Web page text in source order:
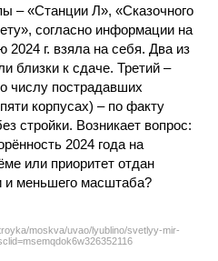
– «Станции Л», «Сказочного
согласно информации на
2024 г. взяла на себя. Два из
близки к сдаче. Третий –
числу пострадавших
корпусах) – по факту
стройки. Возникает вопрос:
2024 года на
или приоритет отдан
и меньшего масштаба?
moskva/uvao/lyublino/svetlyy-mir-